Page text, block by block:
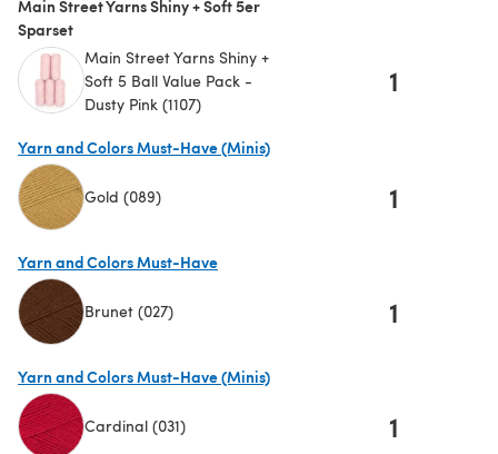
Main Street Yarns Shiny + Soft 5er
Sparset
Main Street Yarns Shiny +
Soft 5 Ball Value Pack -
Dusty Pink (1107)
1
Yarn and Colors Must-Have (Minis)
Gold (089) 1
Yarn and Colors Must-Have
Brunet (027) 1
Yarn and Colors Must-Have (Minis)
Cardinal (031) 1